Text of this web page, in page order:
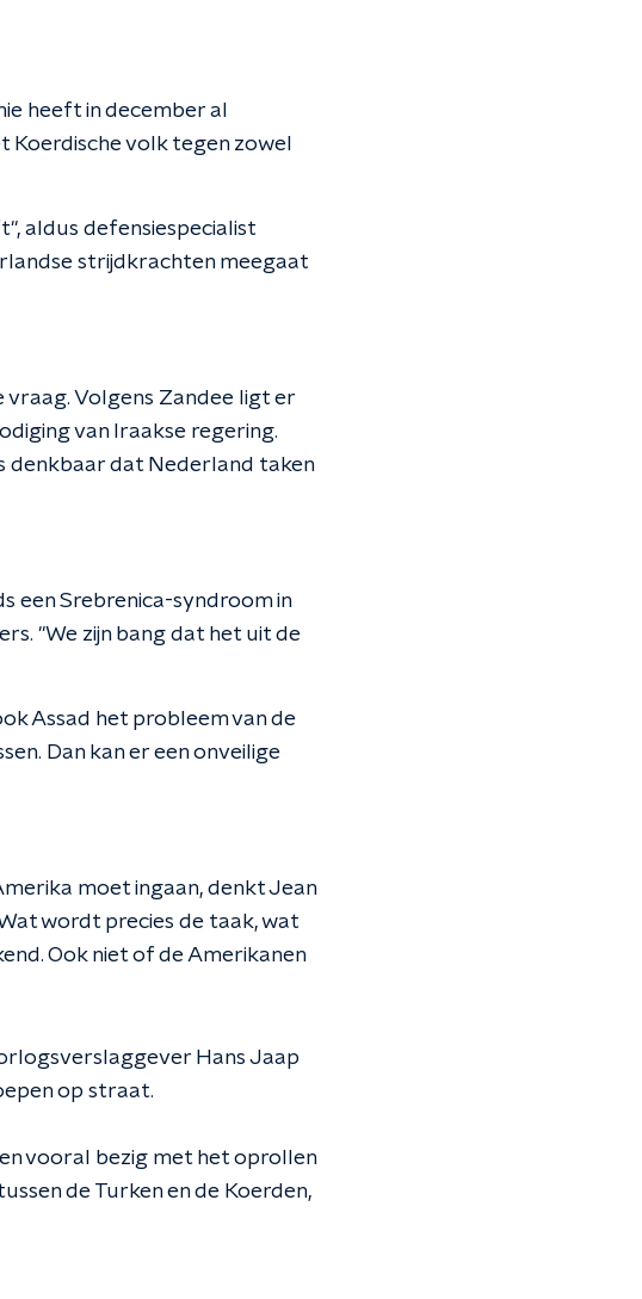
heeft in december al
Koerdische volk tegen zowel
aldus defensiespecialist
strijdkrachten meegaat
Volgens Zandee ligt er
van Iraakse regering.
denkbaar dat Nederland taken
een Srebrenica-syndroom in
"We zijn bang dat het uit de
Assad het probleem van de
Dan kan er een onveilige
moet ingaan, denkt Jean
wordt precies de taak, wat
Ook niet of de Amerikanen
Hans Jaap
op straat.
vooral bezig met het oprollen
de Turken en de Koerden,